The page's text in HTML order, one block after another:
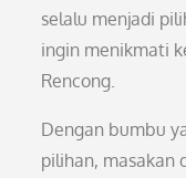
selalu menjadi
ingin menikmati
Rencong.
Dengan bumbu
pilihan, masakan